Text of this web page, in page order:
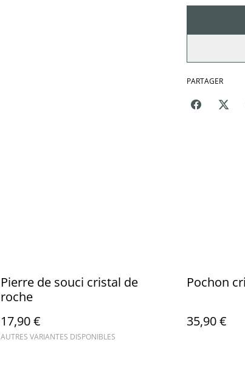
PARTAGER
Pierre de souci cristal de
roche
17,90 €
AUTRES VARIANTES DISPONIBLES
Pochon
35,90 €